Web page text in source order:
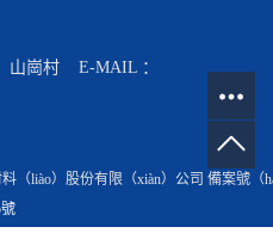
山崗村 E-MAIL ：
（liào）股份有限（xiàn）公司 備案號（